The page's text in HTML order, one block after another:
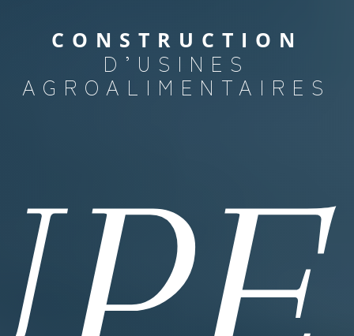
CONSTRUCTION
D’USINES
AGROALIMENTAIRES